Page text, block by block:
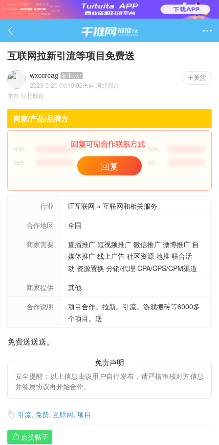

互联网拉新引流等项目免费送
wxccrcag 新手Lv.1
2023-5-20 00:10:02来自 河北邢台
1470
关注
来自 河北邢台
商家/产品/品牌方
回复
行业
IT互联网 » 互联网和相关服务
合作地区
全国
商家需要
直播推广 短视频推广 微信推广 微博推广 自
媒体推广 线上广告 社区资源 地推 联合活
动 资源置换 分销/代理 CPA/CPS/CPM渠道
商家提供
其他
合作说明
项目合作。拉新。引流。游戏搬砖等6000多
个项目。送
免费送送送。
免责声明
安全提醒：以上信息由该用户自行发布，请严格审核对方信息
并签属协议再开始合作。
 引流, 免费, 互联网, 项目
 点赞帖子